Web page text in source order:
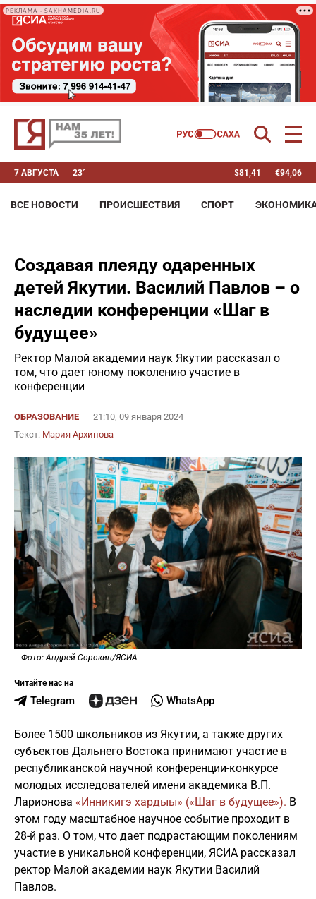
РЕКЛАМА • SAKHAMEDIA.RU
7 АВГУСТА 23° $81,41 €94,06
ВСЕ НОВОСТИ ПРОИСШЕСТВИЯ СПОРТ
Создавая плеяду одаренных
детей Якутии. Василий Павлов – о
наследии конференции «Шаг в
будущее»
Ректор Малой академии наук Якутии рассказал о
том, что дает юному поколению участие в
конференции
ОБРАЗОВАНИЕ
21:10, 09 января 2024
Текст: Мария Архипова
Фото: Андрей Сорокин/ЯСИА
Читайте нас на
Telegram WhatsApp
Более 1500 школьников из Якутии, а также других
субъектов Дальнего Востока принимают участие в
республиканской научной конференции-конкурсе
молодых исследователей имени академика В.П.
Ларионова «Инникигэ хардыы» («Шаг в будущее»). В
этом году масштабное научное событие проходит в
28-й раз. О том, что дает подрастающим поколениям
участие в уникальной конференции, ЯСИА рассказал
ректор Малой академии наук Якутии Василий
Павлов.